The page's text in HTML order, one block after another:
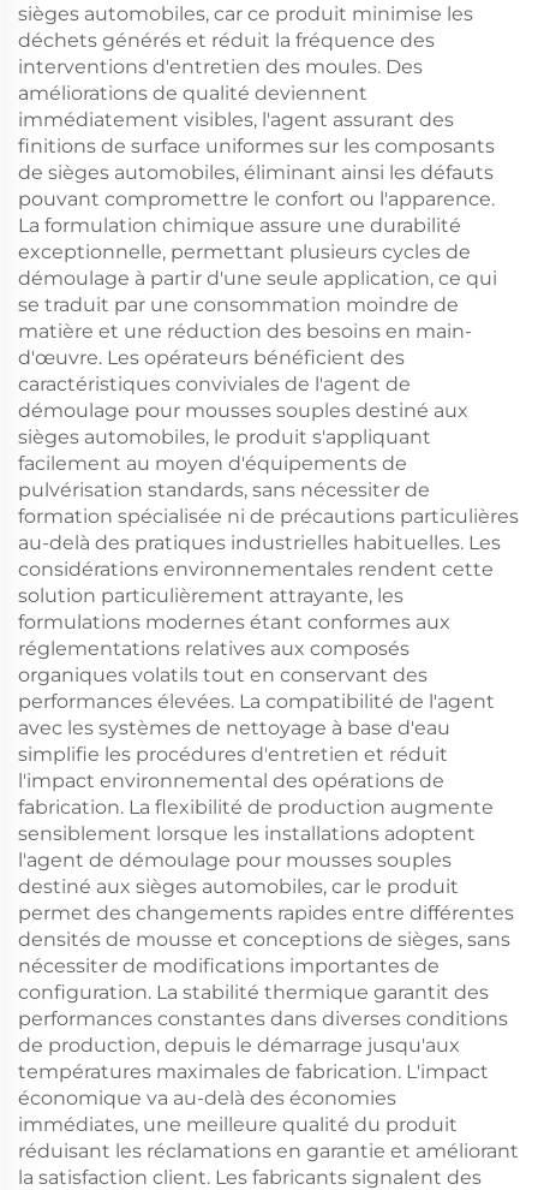
sièges automobiles, car ce produit minimise les
déchets générés et réduit la fréquence des
interventions d'entretien des moules. Des
améliorations de qualité deviennent
immédiatement visibles, l'agent assurant des
finitions de surface uniformes sur les composants
de sièges automobiles, éliminant ainsi les défauts
pouvant compromettre le confort ou l'apparence.
La formulation chimique assure une durabilité
exceptionnelle, permettant plusieurs cycles de
démoulage à partir d'une seule application, ce qui
se traduit par une consommation moindre de
matière et une réduction des besoins en main-
d'œuvre. Les opérateurs bénéficient des
caractéristiques conviviales de l'agent de
démoulage pour mousses souples destiné aux
sièges automobiles, le produit s'appliquant
facilement au moyen d'équipements de
pulvérisation standards, sans nécessiter de
formation spécialisée ni de précautions particulières
au-delà des pratiques industrielles habituelles. Les
considérations environnementales rendent cette
solution particulièrement attrayante, les
formulations modernes étant conformes aux
réglementations relatives aux composés
organiques volatils tout en conservant des
performances élevées. La compatibilité de l'agent
avec les systèmes de nettoyage à base d'eau
simplifie les procédures d'entretien et réduit
l'impact environnemental des opérations de
fabrication. La flexibilité de production augmente
sensiblement lorsque les installations adoptent
l'agent de démoulage pour mousses souples
destiné aux sièges automobiles, car le produit
permet des changements rapides entre différentes
densités de mousse et conceptions de sièges, sans
nécessiter de modifications importantes de
configuration. La stabilité thermique garantit des
performances constantes dans diverses conditions
de production, depuis le démarrage jusqu'aux
températures maximales de fabrication. L'impact
économique va au-delà des économies
immédiates, une meilleure qualité du produit
réduisant les réclamations en garantie et améliorant
la satisfaction client. Les fabricants signalent des